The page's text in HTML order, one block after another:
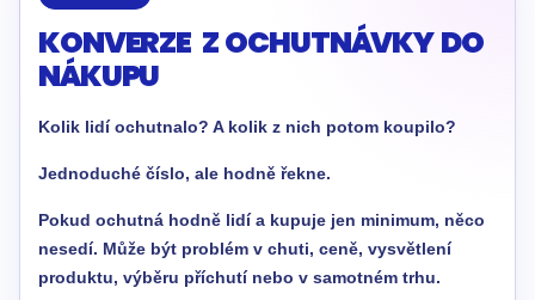
KONVERZE Z OCHUTNÁVKY DO
NÁKUPU
Kolik lidí ochutnalo? A kolik z nich potom koupilo?
Jednoduché číslo, ale hodně řekne.
Pokud ochutná hodně lidí a kupuje jen minimum, něco
nesedí. Může být problém v chuti, ceně, vysvětlení
produktu, výběru příchutí nebo v samotném trhu.